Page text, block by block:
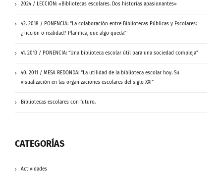
2024 / LECCIÓN: «Bibliotecas escolares. Dos historias apasionantes»
42. 2018 / PONENCIA: “La colaboración entre Bibliotecas Públicas y Escolares:
¿Ficción o realidad? Planifica, que algo queda”
41. 2013 / PONENCIA: “Una biblioteca escolar útil para una sociedad compleja”
40. 2011 / MESA REDONDA: “La utilidad de la biblioteca escolar hoy. Su
visualización en las organizaciones escolares del siglo XXI”
Bibliotecas escolares con futuro.
CATEGORÍAS
Actividades